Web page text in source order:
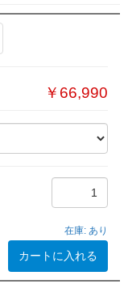
￥66,990
在庫: あり
カートに入れる